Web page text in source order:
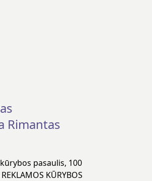
Rimantas
pasaulis, 100
KŪRYBOS